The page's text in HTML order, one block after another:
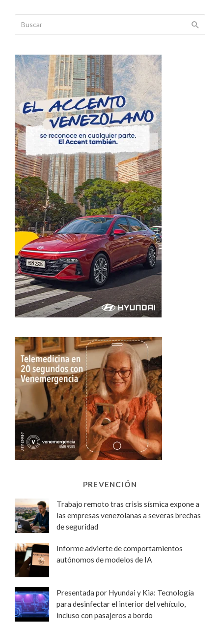
PREVENCIÓN
Trabajo remoto tras crisis sísmica expone a
las empresas venezolanas a severas brechas
de seguridad
Informe advierte de comportamientos
autónomos de modelos de IA
Presentada por Hyundai y Kia: Tecnología
para desinfectar el interior del vehículo,
incluso con pasajeros a bordo